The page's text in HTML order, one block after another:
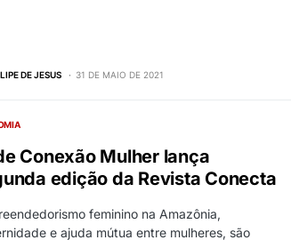
DE JESUS 31 DE MAIO DE 2021
Conexão Mulher lança
edição da Revista Conecta
feminino na Amazônia,
e ajuda mútua entre mulheres, são